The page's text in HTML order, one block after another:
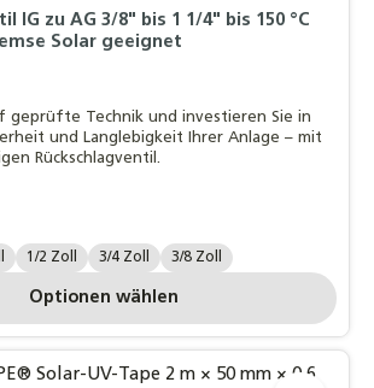
IG zu AG 3/8" bis 1 1/4" bis 150 °C
Solar geeignet
geprüfte Technik und investieren Sie in
und Langlebigkeit Ihrer Anlage – mit
Rückschlagventil.
1/2 Zoll 3/4 Zoll 3/8 Zoll
Optionen wählen